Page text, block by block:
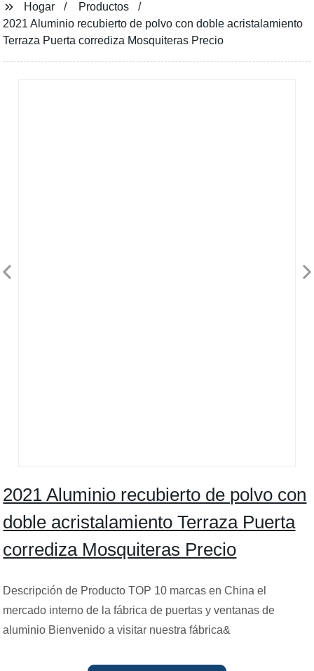
Hogar
Productos
2021 Aluminio recubierto de polvo con doble acristalamiento
Terraza Puerta corrediza Mosquiteras Precio
2021 Aluminio recubierto de polvo con
doble acristalamiento Terraza Puerta
corrediza Mosquiteras Precio
Descripción de Producto TOP 10 marcas en China el
mercado interno de la fábrica de puertas y ventanas de
aluminio Bienvenido a visitar nuestra fábrica&